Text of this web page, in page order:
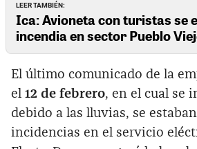
LEER TAMBIÉN:
Ica: Avioneta con turistas se
incendia en sector Pueblo
El último comunicado de la
el 12 de febrero, en el cual se
debido a las lluvias, se
incidencias en el servicio